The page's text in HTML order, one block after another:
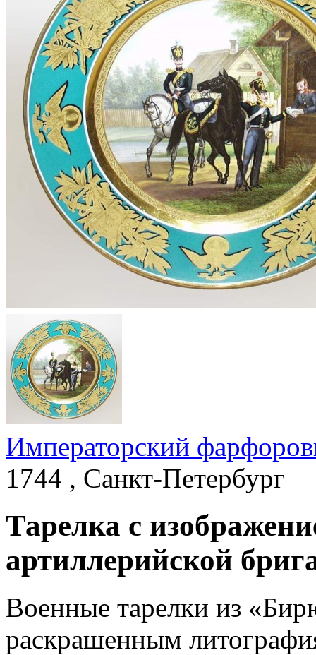
Императорский
1744 , Санкт-Петербург
Тарелка с
артиллерийской
Военные тарелки из
раскрашенным